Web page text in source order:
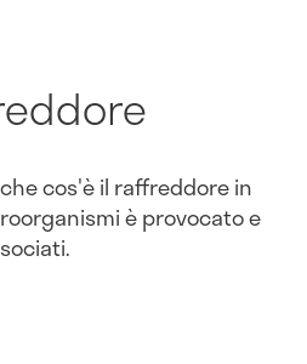
cos'è il raffreddore in
è provocato e